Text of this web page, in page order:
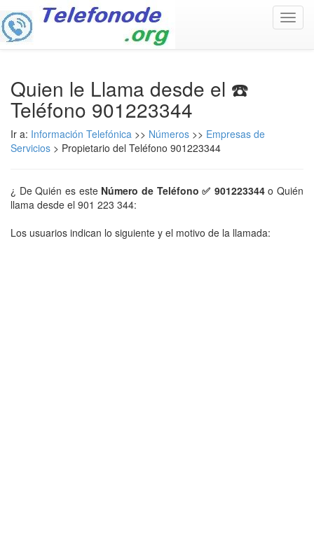
Quien le Llama desde el ☎️
Teléfono 901223344
Ir a: Información Telefónica >> Números >> Empresas de
Servicios > Propietario del Teléfono 901223344
¿ De Quién es este Número de Teléfono ✅ 901223344o Quién
llama desde el 901 223 344:
Los usuarios indican lo siguiente y el motivo de la llamada: